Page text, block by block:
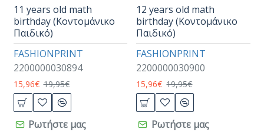
FASHIONPRINT
2200000030894
11 years old math
birthday (Κοντομάνικο
Παιδικό)
15,96€ 19,95€
Ρωτήστε μας
FASHIONPRINT
2200000030900
12 years old math
birthday (Κοντομάνικο
Παιδικό)
15,96€ 19,95€
Ρωτήστε μας